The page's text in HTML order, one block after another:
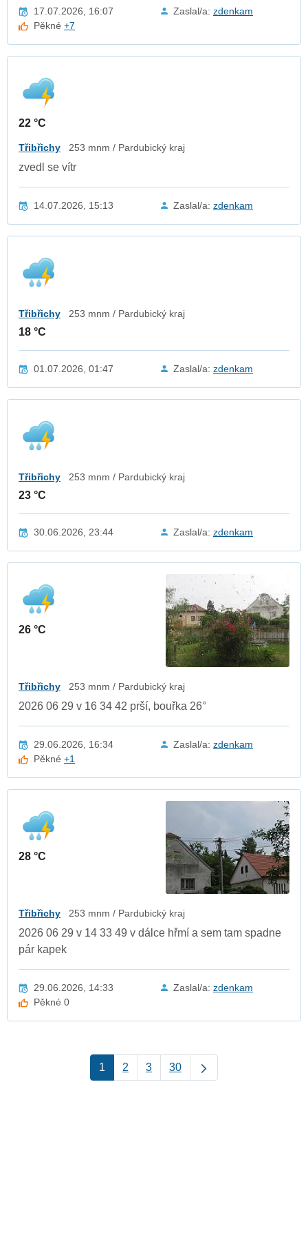
17.07.2026, 16:07 Zaslal/a: zdenkam
Pěkné+7
22 °C
Třibřichy 253 mnm / Pardubický kraj
zvedl se vítr
14.07.2026, 15:13 Zaslal/a: zdenkam
Třibřichy 253 mnm / Pardubický kraj
18 °C
01.07.2026, 01:47 Zaslal/a: zdenkam
Třibřichy 253 mnm / Pardubický kraj
23 °C
30.06.2026, 23:44 Zaslal/a: zdenkam
26 °C
Třibřichy 253 mnm / Pardubický kraj
2026 06 29 v 16 34 42 prší, bouřka 26°
29.06.2026, 16:34 Zaslal/a: zdenkam
Pěkné+1
28 °C
Třibřichy 253 mnm / Pardubický kraj
2026 06 29 v 14 33 49 v dálce hřmí a sem tam spadne
pár kapek
29.06.2026, 14:33 Zaslal/a: zdenkam
Pěkné 0
1 2 3 30